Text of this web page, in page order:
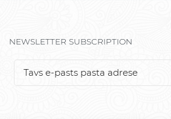
NEWSLETTER SUBSCRIPTION